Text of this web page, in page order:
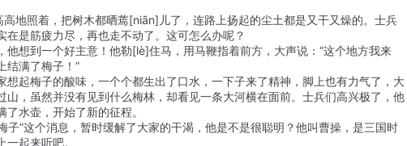
地照着，把树木都晒蔫[niān]儿了，连路上扬起的尘土都是又干又燥的。士兵
是筋疲力尽，再也走不动了。这可怎么办呢？
想到一个好主意！他勒[lè]住马，用马鞭指着前方，大声说：“这个地方我来
结满了梅子！”
起梅子的酸味，一个个都生出了口水，一下子来了精神，脚上也有力气了，大
，虽然并没有见到什么梅林，却看见一条大河横在面前。士兵们高兴极了，他
水壶，开始了新的征程。
子”这个消息，暂时缓解了大家的干渴，他是不是很聪明？他叫曹操，是三国时
起来听吧。